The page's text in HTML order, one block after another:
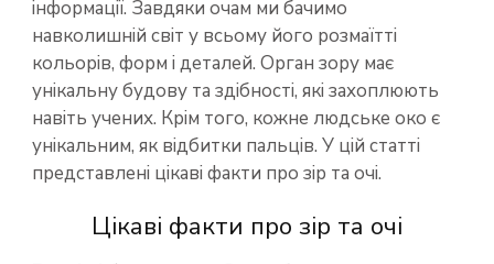
інформації. Завдяки очам ми бачимо
навколишній світ у всьому його розмаїтті
кольорів, форм і деталей. Орган зору має
унікальну будову та здібності, які захоплюють
навіть учених. Крім того, кожне людське око є
унікальним, як відбитки пальців. У цій статті
представлені цікаві факти про зір та очі.
Цікаві факти про зір та очі